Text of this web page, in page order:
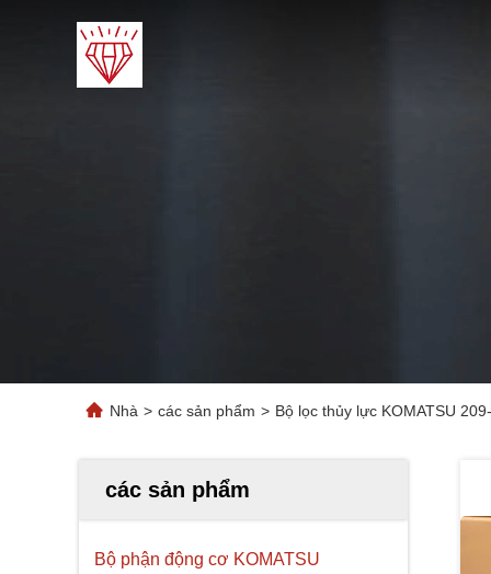
Nhà > các sản phẩm > Bộ lọc thủy lực KOMATSU
các sản phẩm
Bộ phận động cơ KOMATSU